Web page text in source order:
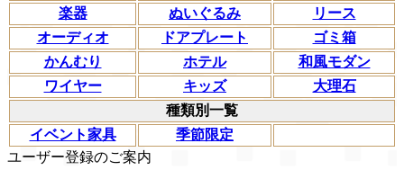
楽器
ぬいぐるみ
リース
オーディオ
ドアプレート
ゴミ箱
かんむり
ホテル
和風モダン
ワイヤー
キッズ
大理石
種類別一覧
イベント家具
季節限定
ユーザー登録のご案内